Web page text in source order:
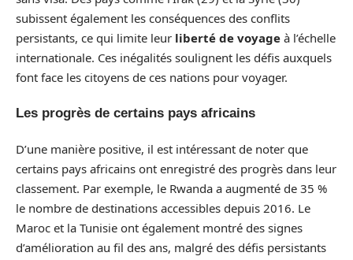
subissent également les conséquences des conflits
persistants, ce qui limite leur liberté de voyage à l’échelle
internationale. Ces inégalités soulignent les défis auxquels
font face les citoyens de ces nations pour voyager.
Les progrès de certains pays africains
D’une manière positive, il est intéressant de noter que
certains pays africains ont enregistré des progrès dans leur
classement. Par exemple, le Rwanda a augmenté de 35 %
le nombre de destinations accessibles depuis 2016. Le
Maroc et la Tunisie ont également montré des signes
d’amélioration au fil des ans, malgré des défis persistants